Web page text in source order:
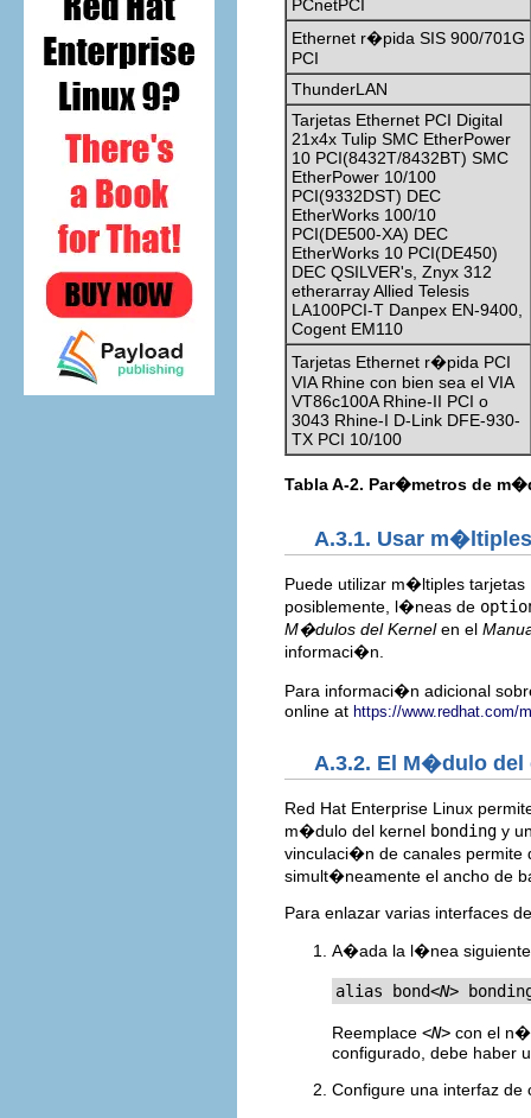
PCnetPCI
Ethernet r�pida SIS 900/701G
PCI
ThunderLAN
Tarjetas Ethernet PCI Digital
21x4x Tulip SMC EtherPower
10 PCI(8432T/8432BT) SMC
EtherPower 10/100
PCI(9332DST) DEC
EtherWorks 100/10
PCI(DE500-XA) DEC
EtherWorks 10 PCI(DE450)
DEC QSILVER's, Znyx 312
etherarray Allied Telesis
LA100PCI-T Danpex EN-9400,
Cogent EM110
Tarjetas Ethernet r�pida PCI
VIA Rhine con bien sea el VIA
VT86c100A Rhine-II PCI o
3043 Rhine-I D-Link DFE-930-
TX PCI 10/100
Tabla A-2. Par�metros de
A.3.1. Usar
Puede utilizar m�ltiples
posiblemente, l�neas de
M�dulos del Kernelen el
informaci�n.
Para informaci�n adicional
online at https://www.redhat.com/
A.3.2. El M�dulo
Red Hat Enterprise Linux
m�dulo del kernel bonding y
vinculaci�n de canales
simult�neamente el ancho de
Para enlazar varias interfaces
A�ada la l�nea
alias bond<N>
Reemplace <N> con el
configurado, debe haber
Configure una interfaz